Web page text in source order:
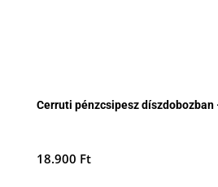
Cerruti pénzcsipesz díszdobozban
18.900 Ft